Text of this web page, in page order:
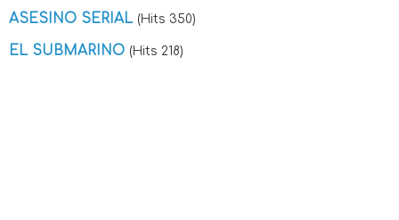
ASESINO SERIAL (Hits 350)
EL SUBMARINO (Hits 218)